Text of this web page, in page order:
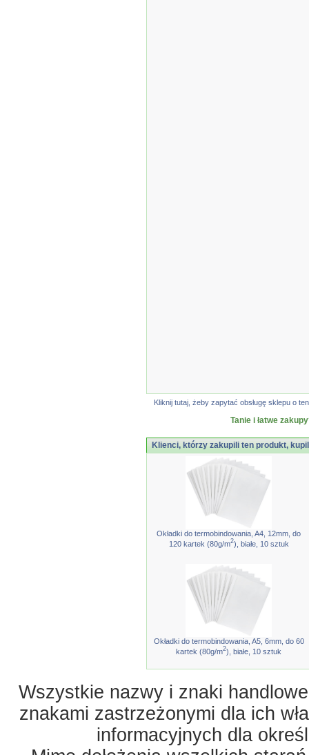
Kliknij tutaj, żeby zapytać obsługę sklepu o
Tanie i łatwe
Klienci, którzy zakupili ten produkt,
Okładki do termobindowania, A4, 12mm, do
120 kartek (80g/m2), białe, 10 sztuk
Okładki do termobindowania, A5, 6mm, do 60
kartek (80g/m2), białe, 10 sztuk
Wszystkie nazwy i znaki
znakami zastrzeżonymi dla ich
informacyjnych dla